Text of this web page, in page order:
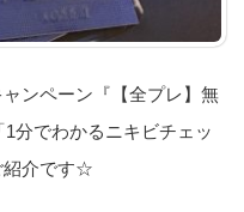
ンペーン『【全プレ】無
分でわかるニキビチェッ
紹介です☆